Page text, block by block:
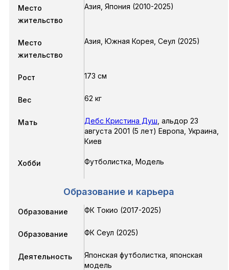
Место
жительство
Азия, Япония (2010-2025)
Место
жительство
Азия, Южная Корея, Сеул (2025)
Рост 173 см
Вес 62 кг
Мать Дебс Кристина Душ альдор 23
августа 2001 (5 лет) Европа, Украина,
Киев
Хобби Футболистка, Модель
Образование и карьера
Образование ФК Токио (2017-2025)
Образование ФК Сеул (2025)
Деятельность
Японская футболистка, японская
модель